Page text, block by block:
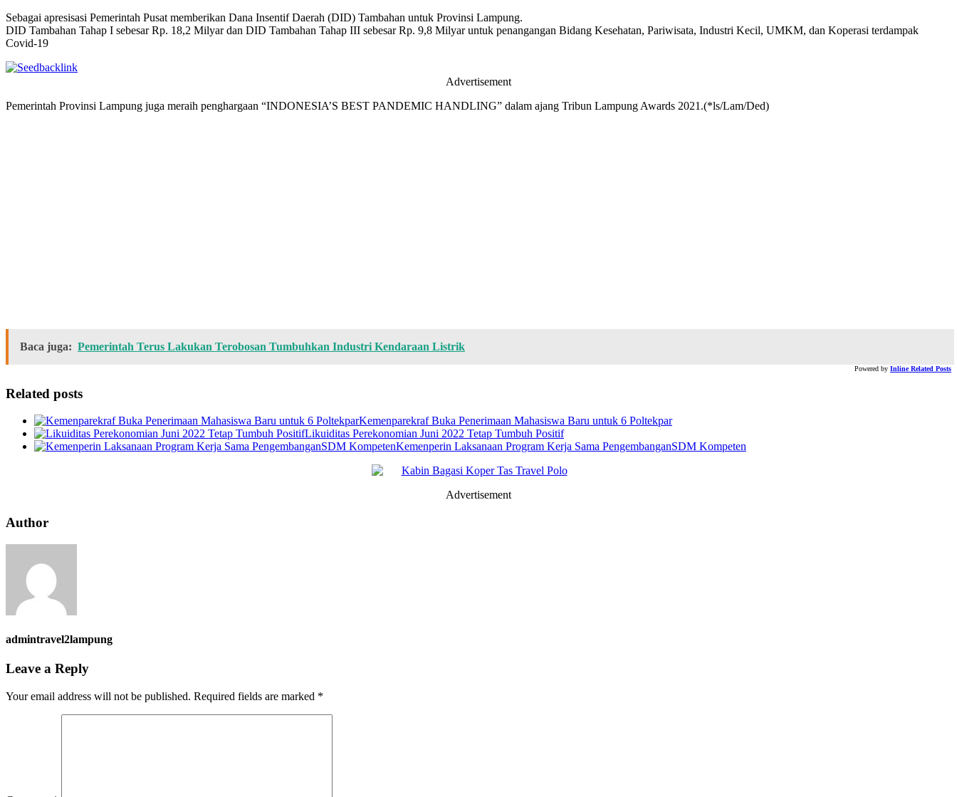
Sebagai apresisasi Pemerintah Pusat memberikan Dana Insentif Daerah (DID) Tambahan untuk Provinsi Lampung.
DID Tambahan Tahap I sebesar Rp. 18,2 Milyar dan DID Tambahan Tahap III sebesar Rp. 9,8 Milyar untuk penangangan Bidang Kesehatan, Pariwisata, Industri Kecil, UMKM, dan Koperasi terdampak
Covid-19
Advertisement
Pemerintah Provinsi Lampung juga meraih penghargaan “INDONESIA’S BEST PANDEMIC HANDLING” dalam ajang Tribun Lampung Awards 2021.(*ls/Lam/Ded)
Baca juga: Pemerintah Terus Lakukan Terobosan Tumbuhkan Industri Kendaraan Listrik
Powered by Inline Related Posts
Related posts
Kemenparekraf Buka Penerimaan Mahasiswa Baru untuk 6 Poltekpar
Likuiditas Perekonomian Juni 2022 Tetap Tumbuh Positif
Kemenperin Laksanaan Program Kerja Sama PengembanganSDM Kompeten
Advertisement
Author
admintravel2lampung
Leave a Reply
Your email address will not be published. Required fields are marked *